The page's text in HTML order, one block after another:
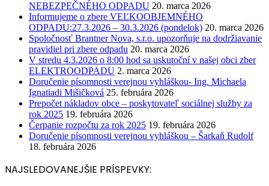
NEBEZPEČNÉHO ODPADU 20. marca 2026
Informujeme o zbere VEĽKOOBJEMNÉHO
ODPADU:27.3.2026 – 30.3.2026 (pondelok) 20. marca 2026
Spoločnosť Brantner Nova, s.r.o. upozorňuje na dodržiavanie
pravidiel pri zbere odpadu 20. marca 2026
V stredu 4.3.2026 o 8:00 hod sa uskutoční v našej obci zber
ELEKTROODPADU 2. marca 2026
Doručenie písomnosti verejnou vyhláškou- Ing. Michaela
Ignatiadi Mišičková 25. februára 2026
Prepočet nákladov obce – poskytovateľ sociálnej služby za
rok 2025 19. februára 2026
Čerpanie rozpočtu za rok 2025 19. februára 2026
Doručenie písomnosti verejnou vyhláškou – Šarkaň Rudolf
18. februára 2026
NAJSLEDOVANEJŠIE PRÍSPEVKY: